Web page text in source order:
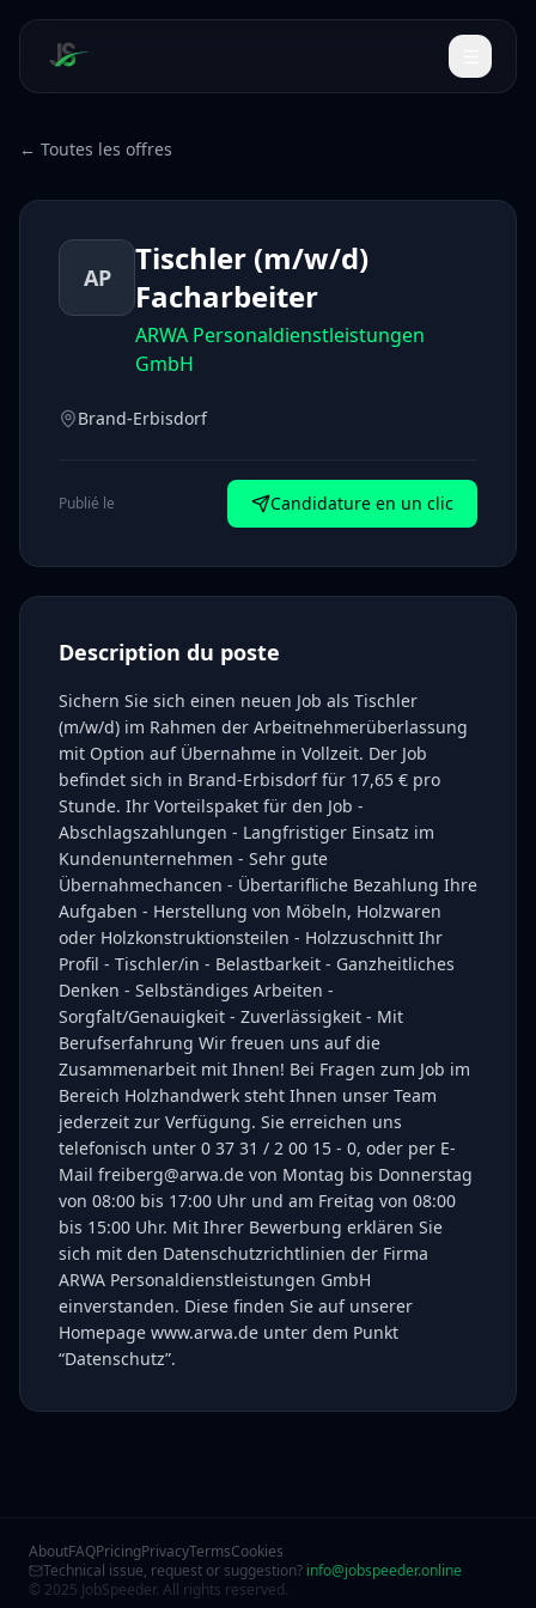
← Toutes les offres
AP
Tischler (m/w/d)
Facharbeiter
ARWA Personaldienstleistungen
GmbH
Brand-Erbisdorf
Publié le Candidature en un clic
Description du poste
Sichern Sie sich einen neuen Job als Tischler
(m/w/d) im Rahmen der Arbeitnehmerüberlassung
mit Option auf Übernahme in Vollzeit. Der Job
befindet sich in Brand-Erbisdorf für 17,65 € pro
Stunde. Ihr Vorteilspaket für den Job -
Abschlagszahlungen - Langfristiger Einsatz im
Kundenunternehmen - Sehr gute
Übernahmechancen - Übertarifliche Bezahlung Ihre
Aufgaben - Herstellung von Möbeln, Holzwaren
oder Holzkonstruktionsteilen - Holzzuschnitt Ihr
Profil - Tischler/in - Belastbarkeit - Ganzheitliches
Denken - Selbständiges Arbeiten -
Sorgfalt/Genauigkeit - Zuverlässigkeit - Mit
Berufserfahrung Wir freuen uns auf die
Zusammenarbeit mit Ihnen! Bei Fragen zum Job im
Bereich Holzhandwerk steht Ihnen unser Team
jederzeit zur Verfügung. Sie erreichen uns
telefonisch unter 0 37 31 / 2 00 15 - 0, oder per E-
Mail freiberg@arwa.de von Montag bis Donnerstag
von 08:00 bis 17:00 Uhr und am Freitag von 08:00
bis 15:00 Uhr. Mit Ihrer Bewerbung erklären Sie
sich mit den Datenschutzrichtlinien der Firma
ARWA Personaldienstleistungen GmbH
einverstanden. Diese finden Sie auf unserer
Homepage www.arwa.de unter dem Punkt
“Datenschutz”.
AboutFAQPricingPrivacyTermsCookies
Technical issue, request or suggestion? info@jobspeeder.online
© 2025 JobSpeeder. All rights reserved.